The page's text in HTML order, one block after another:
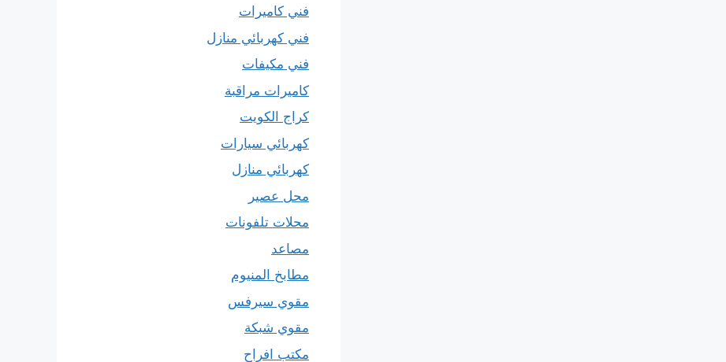
فني كاميرات
فني كهربائي منازل
فني مكيفات
كاميرات مراقبة
كراج الكويت
كهربائي سيارات
كهربائي منازل
محل عصير
محلات تلفونات
مصاعد
مطابخ المنيوم
مقوي سيرفس
مقوي شبكة
مكتب افراح